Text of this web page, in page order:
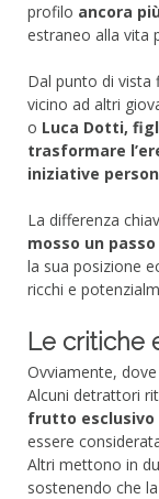
profilo ancora
estraneo alla vita
Dal punto di vista
vicino ad altri
o Luca Dotti,
trasformare
iniziative
La differenza
mosso un
la sua posizione
ricchi e
Le critiche
Ovviamente,
Alcuni detrattori
frutto esclusivo
essere
Altri mettono in
sostenendo che